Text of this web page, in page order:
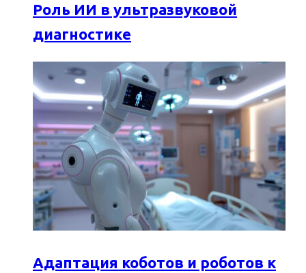
Роль ИИ в ультразвуковой
диагностике
Адаптация коботов и роботов к